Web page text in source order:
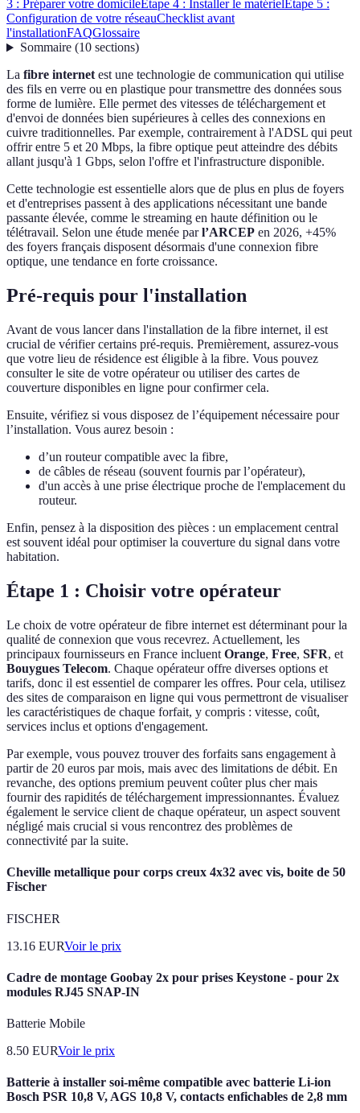
3 : Préparer votre domicileÉtape 4 : Installer le matérielÉtape 5 :
Configuration de votre réseauChecklist avant
l'installationFAQGlossaire
Sommaire(10 sections)
La fibre internetest une technologie de communication qui utilise
des fils en verre ou en plastique pour transmettre des données sous
forme de lumière. Elle permet des vitesses de téléchargement et
d'envoi de données bien supérieures à celles des connexions en
cuivre traditionnelles. Par exemple, contrairement à l'ADSL qui peut
offrir entre 5 et 20 Mbps, la fibre optique peut atteindre des débits
allant jusqu'à 1 Gbps, selon l'offre et l'infrastructure disponible.
Cette technologie est essentielle alors que de plus en plus de foyers
et d'entreprises passent à des applications nécessitant une bande
passante élevée, comme le streaming en haute définition ou le
télétravail. Selon une étude menée parl’ARCEP en 2026, +45%
des foyers français disposent désormais d'une connexion fibre
optique, une tendance en forte croissance.
Pré-requis pour l'installation
Avant de vous lancer dans l'installation de la fibre internet, il est
crucial de vérifier certains pré-requis. Premièrement, assurez-vous
que votre lieu de résidence est éligible à la fibre. Vous pouvez
consulter le site de votre opérateur ou utiliser des cartes de
couverture disponibles en ligne pour confirmer cela.
Ensuite, vérifiez si vous disposez de l’équipement nécessaire pour
l’installation. Vous aurez besoin :
d’un routeur compatible avec la fibre,
de câbles de réseau (souvent fournis par l’opérateur),
d'un accès à une prise électrique proche de l'emplacement du
routeur.
Enfin, pensez à la disposition des pièces : un emplacement central
est souvent idéal pour optimiser la couverture du signal dans votre
habitation.
Étape 1 : Choisir votre opérateur
Le choix de votre opérateur de fibre internet est déterminant pour la
qualité de connexion que vous recevrez. Actuellement, les
principaux fournisseurs en France incluent Orange, Free, SFR, et
Bouygues Telecom. Chaque opérateur offre diverses options et
tarifs, donc il est essentiel de comparer les offres. Pour cela, utilisez
des sites de comparaison en ligne qui vous permettront de visualiser
les caractéristiques de chaque forfait, y compris : vitesse, coût,
services inclus et options d'engagement.
Par exemple, vous pouvez trouver des forfaits sans engagement à
partir de 20 euros par mois, mais avec des limitations de débit. En
revanche, des options premium peuvent coûter plus cher mais
fournir des rapidités de téléchargement impressionnantes. Évaluez
également le service client de chaque opérateur, un aspect souvent
négligé mais crucial si vous rencontrez des problèmes de
connectivité par la suite.
Cheville metallique pour corps creux 4x32 avec vis, boite de 50
Fischer
FISCHER
13.16 EURVoir le prix
Cadre de montage Goobay 2x pour prises Keystone - pour 2x
modules RJ45 SNAP-IN
Batterie Mobile
8.50 EURVoir le prix
Batterie à installer soi-même compatible avec batterie Li-ion
Bosch PSR 10,8 V, AGS 10,8 V, contacts enfichables de 2,8 mm